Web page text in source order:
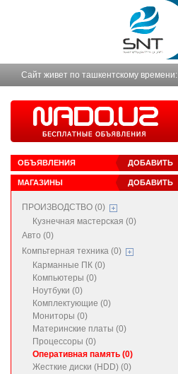
Сайт живет по ташкентскому времени:
ДОБАВИТЬ
ОБЪЯВЛЕНИЯ
ДОБАВИТЬ
МАГАЗИНЫ
ПРОИЗВОДСТВО (0)
Кузнечная мастерская (0)
Авто (0)
Компьтерная техника (0)
Карманные ПК (0)
Компьютеры (0)
Ноутбуки (0)
Комплектующие (0)
Мониторы (0)
Материнские платы (0)
Процессоры (0)
Оперативная память (0)
Жесткие диски (HDD) (0)